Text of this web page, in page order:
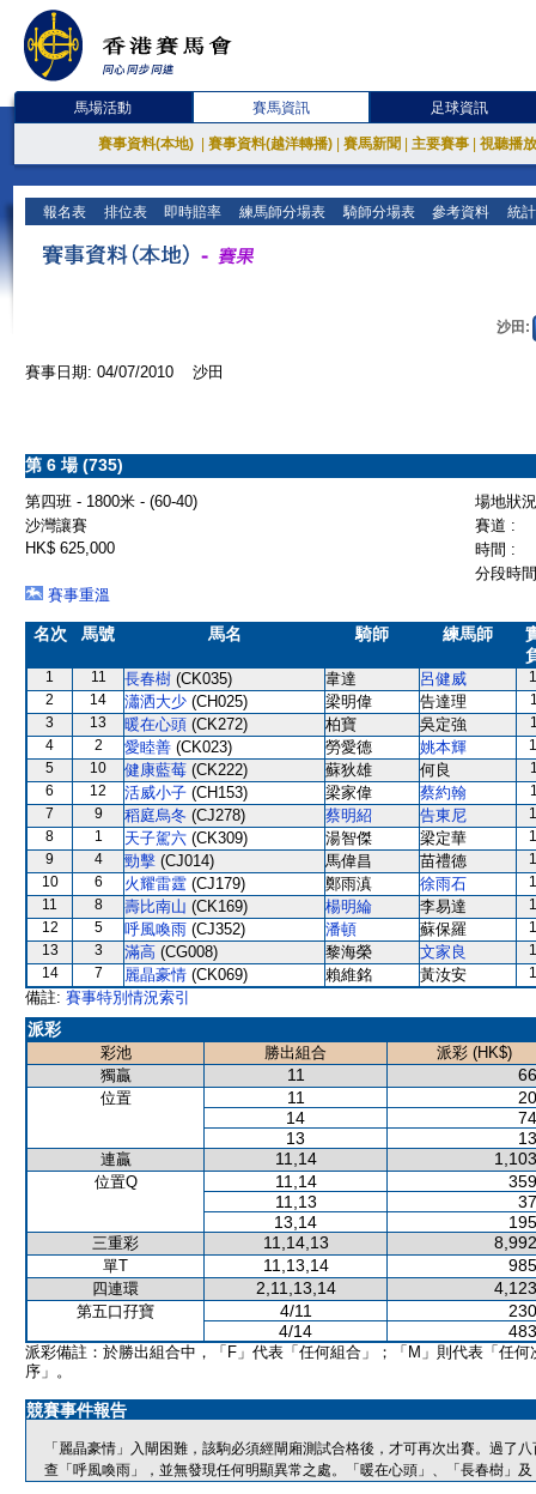
馬場活動 賽馬資訊 足球資訊
賽事資料(本地) 賽事資料(越洋轉播) 賽馬新聞 主要賽事 視聽播
報名表 排位表 即時賠率 練馬師分場表 騎師分場表 參考資料 統
沙田:
賽事日期: 04/07/2010 沙田
第 6 場 (735)
第四班 - 1800米 - (60-40)
場地狀
沙灣讓賽
賽道 :
HK$ 625,000
時間 :
分段時
賽事重溫
名次 馬號 馬名 騎師 練馬師
1 11 長春樹 (CK035) 韋達 呂健威
2
14 瀟洒大少 (CH025) 梁明偉 告達理
3
13 暖在心頭 (CK272) 柏寶 吳定強
4
2 愛睦善 (CK023) 勞愛德 姚本輝
5
10 健康藍莓 (CK222) 蘇狄雄 何良
6
12 活威小子 (CH153) 梁家偉 蔡約翰
7
9 稻庭烏冬 (CJ278) 蔡明紹 告東尼
8
1 天子駕六 (CK309) 湯智傑 梁定華
9
4 勁擊 (CJ014) 馬偉昌 苗禮德
10
6 火耀雷霆 (CJ179) 鄭雨滇 徐雨石
11
8 壽比南山 (CK169) 楊明綸 李易達
12
5 呼風喚雨 (CJ352) 潘頓 蘇保羅
13
3 滿高 (CG008) 黎海榮 文家良
14
7 麗晶豪情 (CK069) 賴維銘 黃汝安
備註: 賽事特別情況索引
派彩
彩池 勝出組合
派彩 (HK$)
獨贏
11
位置 11
14
13
連贏 11,14
位置Q 11,14
11,13
13,14
三重彩 11,14,13
單T 11,13,14
四連環 2,11,13,14
第五口孖寶 4/11
4/14
派彩備註：於勝出組合中，「F」代表「任何組合」；「M」則代表「任何
序」。
競賽事件報告
「麗晶豪情」入閘困難，該駒必須經閘廂測試合格後，才可再次出賽。過了
查「呼風喚雨」，並無發現任何明顯異常之處。「暖在心頭」、「長春樹」